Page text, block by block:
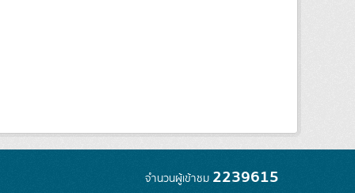
จำนวนผู้เข้าชม 2239615